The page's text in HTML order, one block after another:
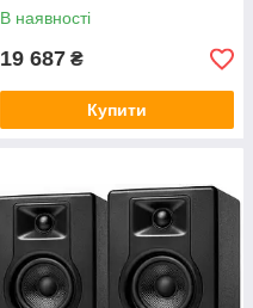
В наявності
19 687 ₴
Купити